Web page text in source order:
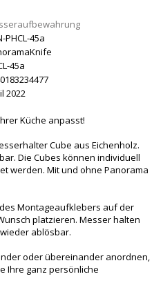
PHCL-45a
45a
2022
Küche anpasst!
Cube aus Eichenholz.
Die Cubes können individuell
werden. Mit und ohne Panorama
Montageaufklebers auf der
platzieren. Messer halten
ablösbar.
oder übereinander anordnen,
Ihre ganz persönliche